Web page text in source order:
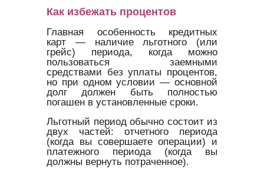
Как избежать процентов
Главная особенность кредитных
карт — наличие льготного (или
грейс) периода, когда можно
пользоваться заемными
средствами без уплаты процентов,
но при одном условии — основной
долг должен быть полностью
погашен в установленные сроки.
Льготный период обычно состоит из
двух частей: отчетного периода
(когда вы совершаете операции) и
платежного периода (когда вы
должны вернуть потраченное).